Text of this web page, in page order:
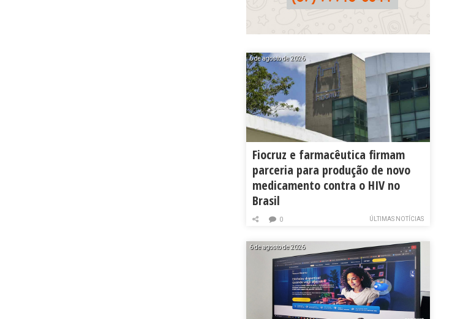
6 de agosto de 2026
Fiocruz e farmacêutica firmam
parceria para produção de novo
medicamento contra o HIV no
Brasil
ÚLTIMAS NOTÍCIAS
0
6 de agosto de 2026